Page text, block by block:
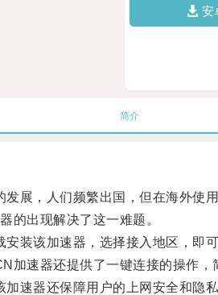
安
简介
，人们频繁出国，但在海外使用
出现解决了这一难题。
该加速器，选择接入地区，即可
速器还提供了一键连接的操作，
速器还保障用户的上网安全和隐私